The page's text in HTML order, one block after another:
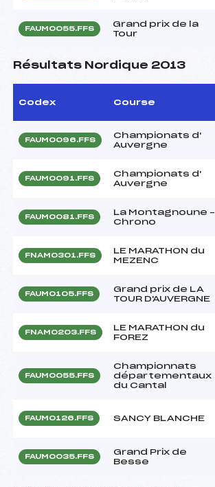
FAUM0055.FFS
Grand prix de la
Tour
Résultats Nordique 2013
Codex Course
FAUM0096.FFS
Championats d'
Auvergne
FAUM0091.FFS
Championats d'
Auvergne
FAUM0081.FFS
La Montagnoune –
Chrono
FNAM0301.FFS
LE MARATHON du
MEZENC
FAUM0105.FFS
Grand prix de LA
TOUR D'AUVERGNE
FNAM0203.FFS
LE MARATHON du
FOREZ
FAUM0055.FFS
Championnats
départementaux
du Cantal
FAUM0126.FFS SANCY BLANCHE
FAUM0035.FFS
Grand Prix de
Besse